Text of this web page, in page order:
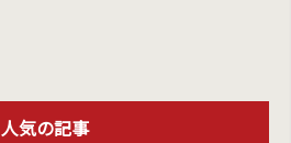
人気の記事